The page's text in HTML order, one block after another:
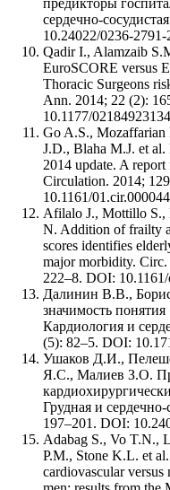
предикторы
сердечно-
10.24022/0236-
Qadir I., Alamzaib
EuroSCORE versus
Thoracic Surgeons
Ann. 2014; 22 (2):
10.1177/
Go A.S.,
J.D., Blaha M.J. et al.
2014 update. A
Circulation. 2014;
10.1161/
Afilalo J., Mottillo S.,
N. Addition of frailty
scores identifies
major morbidity. Circ.
222–8. DOI:
Далинин В.В.,
значимость
Кардиология и
(5): 82–5. DOI:
Ушаков Д.И.,
Я.С., Малиев З.О.
Грудная и
197–201. DOI:
Adabag S., Vo T.N.,
P.M., Stone K.L. et
cardiovascular